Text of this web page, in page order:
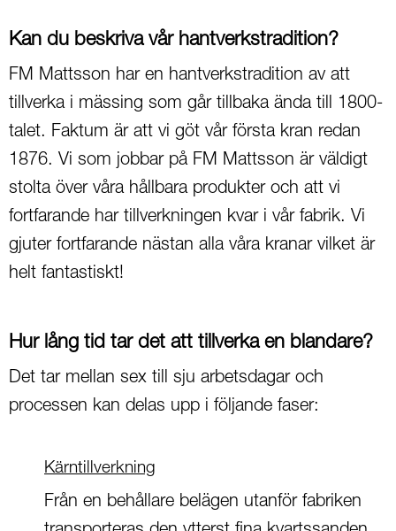
Kan du beskriva vår hantverkstradition?
FM Mattsson har en hantverkstradition av att
tillverka i mässing som går tillbaka ända till 1800-
talet. Faktum är att vi göt vår första kran redan
1876. Vi som jobbar på FM Mattsson är väldigt
stolta över våra hållbara produkter och att vi
fortfarande har tillverkningen kvar i vår fabrik. Vi
gjuter fortfarande nästan alla våra kranar vilket är
helt fantastiskt!
Hur lång tid tar det att tillverka en blandare?
Det tar mellan sex till sju arbetsdagar och
processen kan delas upp i följande faser:
Kärntillverkning
Från en behållare belägen utanför fabriken